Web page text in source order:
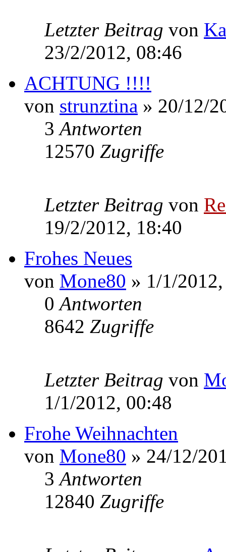
Letzter Beitrag von
23/2/2012, 08:46
ACHTUNG !!!!
von strunztina » 20/12/
3Antworten
12570 Zugriffe
Letzter Beitrag von
19/2/2012, 18:40
Frohes Neues
von Mone80 » 1/1/
0Antworten
8642 Zugriffe
Letzter Beitrag von
1/1/2012, 00:48
Frohe Weihnachten
von Mone80 » 24/12/
3Antworten
12840 Zugriffe